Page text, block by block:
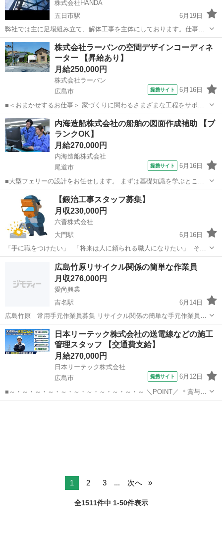
株式会社HANDA
五日市駅
6月19日
弊社では主に足場組み立て、解体工事を主体にしております。仕事内
容としては手元の作業を行って頂き、私達のサポートをしてくださる
方を募集しております。 又弊社は主に大手ゼネコンさんの現場での仕
事となりますので安全面、衛生面共に充...
広島 広島市 五日市駅 足場
株式会社ラーバンの空間デザインコーディネ
ーター 【昇給あり】
月給250,000円
株式会社ラーバン
広島市
提携サイト 6月16日
■＜おまかせするお仕事＞ 家づくりに関わるさまざまな工程をサポー
トしながら、 徐々にステップアップできるポジションです。 ＋…・…
＊…・…＊…・…＊…・…＊…・…＋ 主な業務内容 ・図面（施工
図）の作成サポート ・現場...
広島 広島市 施工管理
内海造船株式会社の船舶の図面作成補助 【ブ
ランクOK】
月給270,000円
内海造船株式会社
尾道市
提携サイト 6月16日
■大型フェリーの設計をお任せします。 まずは基礎知識を学ぶところ
からのスタートです。 そのあとに実践を交えながら、図面の読み方や
作成方法を覚えていきます！ 具体的には… ・手書きではなくPCのツ
ールを使用！ ・しっかり実...
尾道市 CAD
【鍛治工事スタッフ募集】
月収230,000円
六晋株式会社
大門駅
6月16日
「手に職をつけたい」 「将来は人に頼られる職人になりたい」 そん
なあなたを待っています。 学歴や経験は一切不問。 必要なのは「や
ってみたい」という気持ちだけです。 ■仕事内容 工場や建設現場での
鍛治工事・溶接・金属加工を行い...
福山市 大門駅 その他 未経験
広島竹原リサイクル関係の簡単な作業員
月収276,000円
愛尚興業
吉名駅
6月14日
広島竹原 常用手元作業員募集 リサイクル関係の簡単な手元作業員に
なります 仕事は楽です ※性別 男女、年齢問わず（元気な方） ※雇
用、労災あり ※時間 8時〜17時程度 ※出勤日数は20日〜25日程度 ※
日当 ¥...
広島 竹原市 吉名駅 その他
日本リーテック株式会社の送電線などの施工
管理スタッフ 【交通費支給】
月給270,000円
日本リーテック株式会社
広島市
提携サイト 6月12日
■～・～・～・～・～・～・～・～・～・～・～ ＼POINT／ ＊賞与5
ヶ月分 ＊年間休日125日 ＊大手電力各社が主要取引先！ ＊じっくり育
1 2 3 ... 次へ
全1511件中 1-50件表示